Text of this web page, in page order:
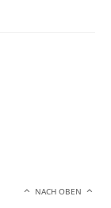
NACH OBEN